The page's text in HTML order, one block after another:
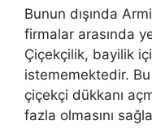
Bunun dışında
firmalar arasında
Çiçekçilik, bayilik
istememektedir.
çiçekçi dükkanı
fazla olmasını